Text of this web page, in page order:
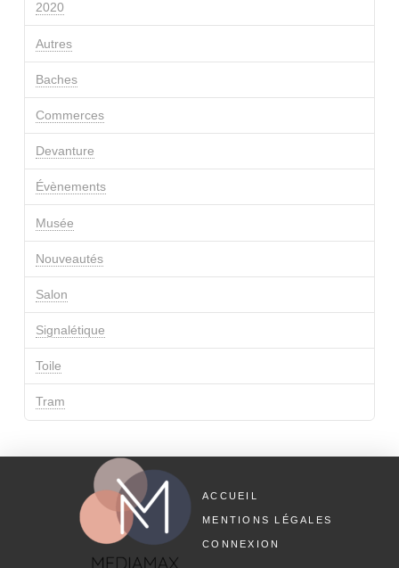
2020
Autres
Baches
Commerces
Devanture
Évènements
Musée
Nouveautés
Salon
Signalétique
Toile
Tram
ACCUEIL
MENTIONS LÉGALES
CONNEXION